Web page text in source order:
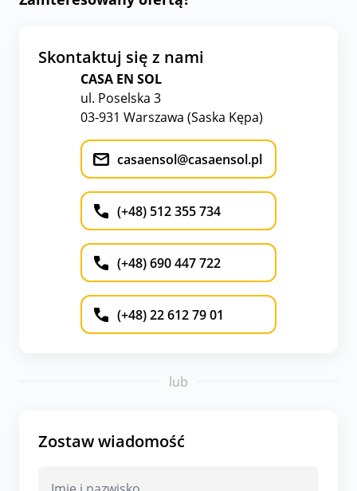
Skontaktuj się z nami
CASA EN SOL
ul. Poselska 3
03-931 Warszawa (Saska Kępa)
casaensol@casaensol.pl
(+48) 512 355 734
(+48) 690 447 722
(+48) 22 612 79 01
lub
Zostaw wiadomość